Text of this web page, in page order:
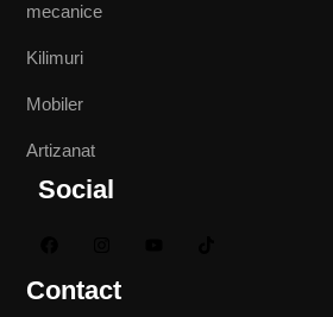
mecanice
Kilimuri
Mobiler
Artizanat
Social
Contact